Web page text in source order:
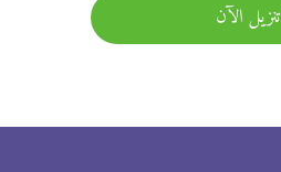
تنزيل الآن